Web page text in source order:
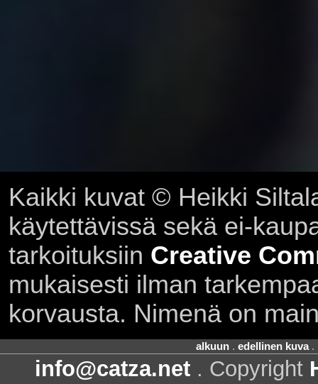
Kaikki kuvat © Heikki
käytettävissä sekä ei-
tarkoituksiin Creative
mukaisesti ilman
korvausta. Nimenä on
alkuun. edellinen kuva.
info@catza.net . Copyright